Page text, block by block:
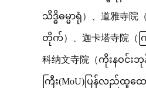
သိဒ္ဓိဓမ္မာရုံ）、道雅寺
တိုက်）、迦卡塔寺院（
科纳文寺院（ကိုးနဝင်းဘု
ကြီး(MoU)ပြန်လည်ထူထော